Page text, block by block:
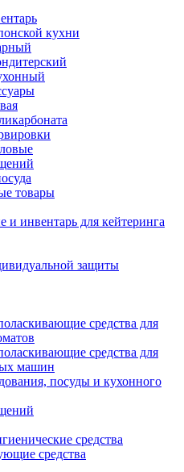
кухни
товары
и инвентарь для кейтеринга
защиты
средства для
средства для
машин
посуды и кухонного
средства
средства